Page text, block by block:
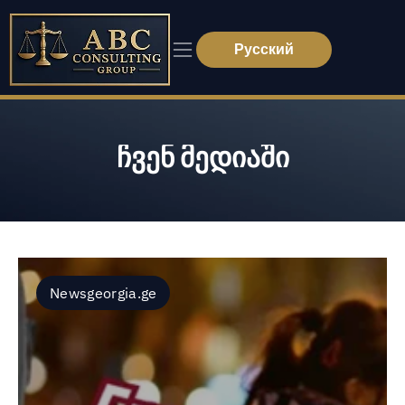
Русский
ჩვენ მედიაში
Newsgeorgia.ge